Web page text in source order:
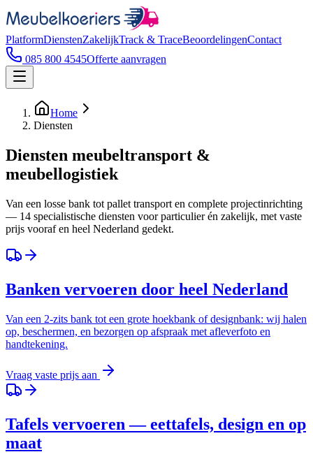
PlatformDienstenZakelijkTrack & TraceBeoordelingenContact
085 800 4545Offerte aanvragen
Home
Diensten
Diensten meubeltransport &
meubellogistiek
Van een losse bank tot pallet transport en complete projectinrichting
— 14 specialistische diensten voor particulier én zakelijk, met vaste
prijs vooraf en heel Nederland gedekt.
Banken vervoeren door heel Nederland
Van een 2-zits bank tot een grote hoekbank of designbank: wij halen
op, beschermen, en bezorgen op afspraak met afleverfoto en
handtekening.
Vraag vaste prijs aan
Tafels vervoeren — eettafels, design en op
maat